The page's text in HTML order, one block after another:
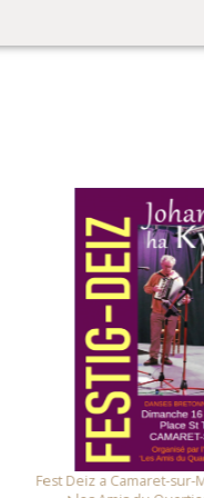
Fest Deiz a Camaret-sur-Mer le